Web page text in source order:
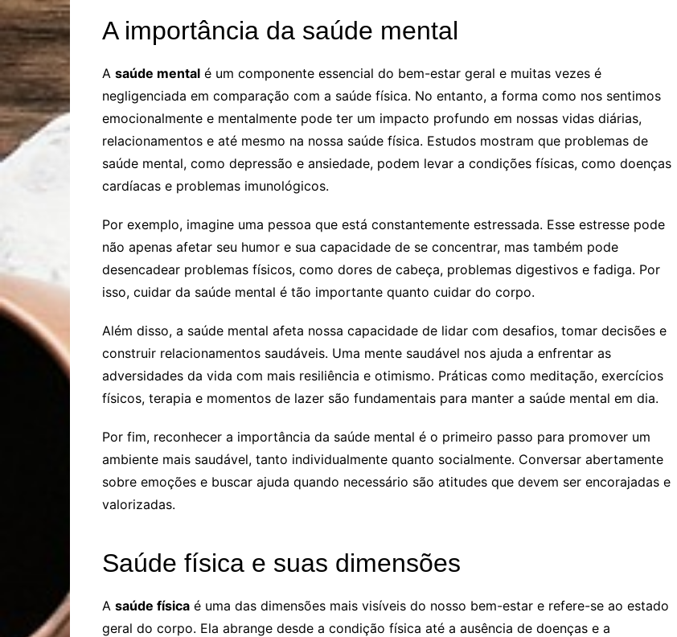
A importância da saúde mental
A saúde mental é um componente essencial do bem-estar geral e muitas vezes é
negligenciada em comparação com a saúde física. No entanto, a forma como nos sentimos
emocionalmente e mentalmente pode ter um impacto profundo em nossas vidas diárias,
relacionamentos e até mesmo na nossa saúde física. Estudos mostram que problemas de
saúde mental, como depressão e ansiedade, podem levar a condições físicas, como doenças
cardíacas e problemas imunológicos.
Por exemplo, imagine uma pessoa que está constantemente estressada. Esse estresse pode
não apenas afetar seu humor e sua capacidade de se concentrar, mas também pode
desencadear problemas físicos, como dores de cabeça, problemas digestivos e fadiga. Por
isso, cuidar da saúde mental é tão importante quanto cuidar do corpo.
Além disso, a saúde mental afeta nossa capacidade de lidar com desafios, tomar decisões e
construir relacionamentos saudáveis. Uma mente saudável nos ajuda a enfrentar as
adversidades da vida com mais resiliência e otimismo. Práticas como meditação, exercícios
físicos, terapia e momentos de lazer são fundamentais para manter a saúde mental em dia.
Por fim, reconhecer a importância da saúde mental é o primeiro passo para promover um
ambiente mais saudável, tanto individualmente quanto socialmente. Conversar abertamente
sobre emoções e buscar ajuda quando necessário são atitudes que devem ser encorajadas e
valorizadas.
Saúde física e suas dimensões
A saúde física é uma das dimensões mais visíveis do nosso bem-estar e refere-se ao estado
geral do corpo. Ela abrange desde a condição física até a ausência de doenças e a